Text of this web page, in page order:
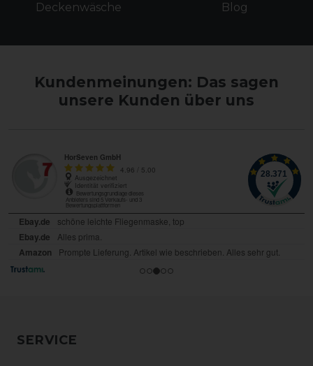
Deckenwäsche Blog
Kundenmeinungen: Das sagen
unsere Kunden über uns
SERVICE